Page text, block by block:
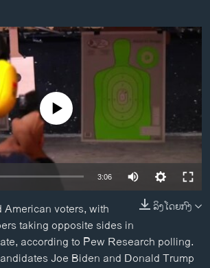
ຂ່າວ
ລຈີ
source currently available
3:06
ລິງໂດຍກົງ
voters, with
taking opposite sides in
according to Pew Research polling.
Joe Biden and Donald Trump